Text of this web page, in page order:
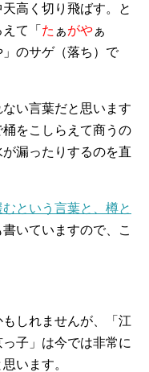
高く切り飛ばす。と
て「 た ぁがやぁ
のサゲ（落ち）で
い言葉だと思います
をこしらえて商うの
漏ったりするのを直
という言葉と、樽と
書いていますので、こ
しれませんが、「江
子」は今では非常に
います。